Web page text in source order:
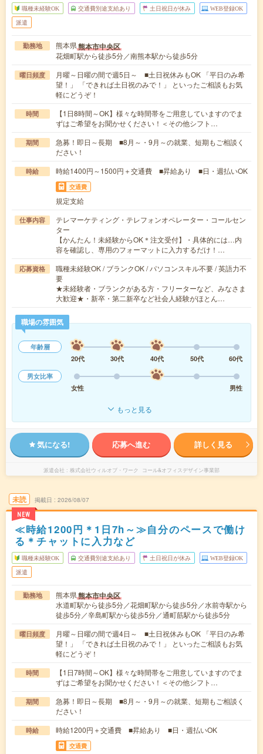
職種未経験OK 交通費別途支給あり 土日祝日が休み WEB登録OK
派遣
勤務地 熊本県熊本市中央区
花畑町駅から徒歩5分／南熊本駅から徒歩5分
曜日頻度
月曜～日曜の間で週5日～ ■土日祝休みもOK 「平日のみ希
望！」 「できれば土日祝のみで！」 といったご相談もお気
軽にどうぞ！
時間
【1日8時間～OK】様々な時間帯をご用意していますのでま
ずはご希望をお聞かせください！＜その他シフト…
期間
急募！即日～長期 ■8月～・9月～の就業、短期もご相談く
ださい！
時給 時給1400円～1500円＋交通費 ■昇給あり ■日・週払いOK
交通費
規定支給
仕事内容
テレマーケティング・テレフォンオペレーター・コールセン
ター
【かんたん！未経験からOK＊注文受付】・具体的には…内
容を確認し、専用のフォーマットに入力するだけ！…
応募資格
職種未経験OK / ブランクOK / パソコンスキル不要 / 英語力不
要
★未経験者・ブランクがある方・フリーターなど、みなさま
大歓迎★・新卒・第二新卒など社会人経験がほとん…
職場の雰囲気
年齢層
20代
30代 40代 50代
60代
男女比率
女性
男性
もっと見る
気になる! 応募へ進む 詳しく見る
派遣会社 株式会社ウィルオブ・ワーク コール&オフィスデザイン事業部
未読
NEW
掲載日 2026/08/07
≪時給1200円＊1日7h～≫自分のペースで働け
る＊チャットに入力など
職種未経験OK 交通費別途支給あり 土日祝日が休み WEB登録OK
派遣
勤務地 熊本県熊本市中央区
水道町駅から徒歩5分／花畑町駅から徒歩5分／水前寺駅から
徒歩5分／辛島町駅から徒歩5分／通町筋駅から徒歩5分
曜日頻度
月曜～日曜の間で週4日～ ■土日祝休みもOK 「平日のみ希
望！」 「できれば土日祝のみで！」 といったご相談もお気
軽にどうぞ！
時間
【1日7時間～OK】様々な時間帯をご用意していますのでま
ずはご希望をお聞かせください！＜その他シフト…
期間
急募！即日～長期 ■8月～・9月～の就業、短期もご相談く
ださい！
時給 時給1200円＋交通費 ■昇給あり ■日・週払いOK
交通費